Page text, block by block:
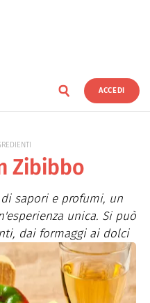
ACCEDI
Zibibbo
sapori e profumi, un
unica. Si può
dai formaggi ai dolci